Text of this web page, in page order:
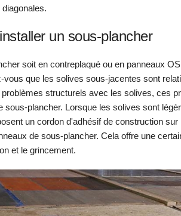
un sous-plancher
soit en contreplaqué ou en panneaux
vous que les solives sous-jacentes sont
structurels avec les solives, ces
sous-plancher. Lorsque les solives sont
un cordon d'adhésif de construction
de sous-plancher. Cela offre une
et le grincement.